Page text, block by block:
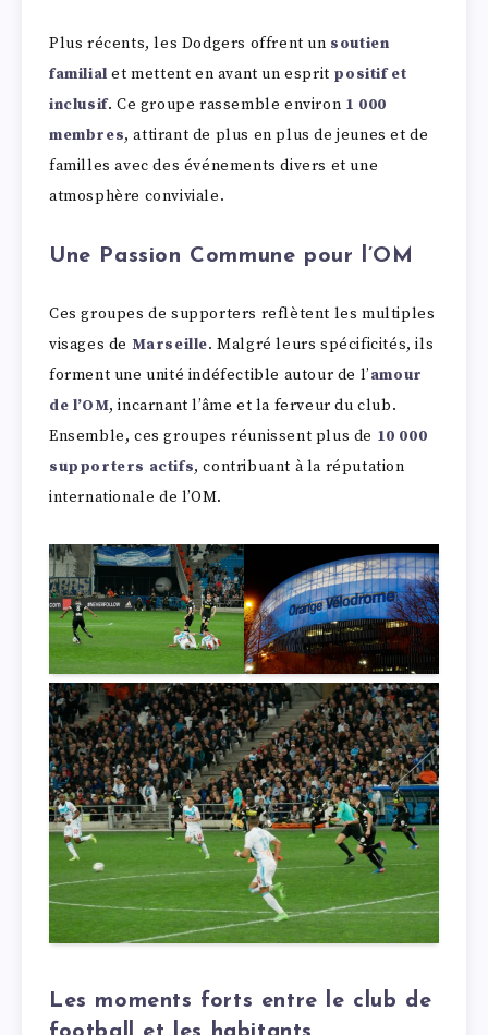
Plus récents, les Dodgers offrent un soutien
familial et mettent en avant un esprit positif et
inclusif. Ce groupe rassemble environ 1 000
membres, attirant de plus en plus de jeunes et de
familles avec des événements divers et une
atmosphère conviviale.
Une Passion Commune pour l’OM
Ces groupes de supporters reflètent les multiples
visages de Marseille. Malgré leurs spécificités, ils
forment une unité indéfectible autour de l’amour
de l’OM, incarnant l’âme et la ferveur du club.
Ensemble, ces groupes réunissent plus de 10 000
supporters actifs, contribuant à la réputation
internationale de l’OM.
Les moments forts entre le club de